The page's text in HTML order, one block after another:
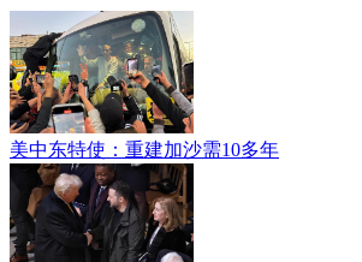
美中东特使：重建加沙需10多年